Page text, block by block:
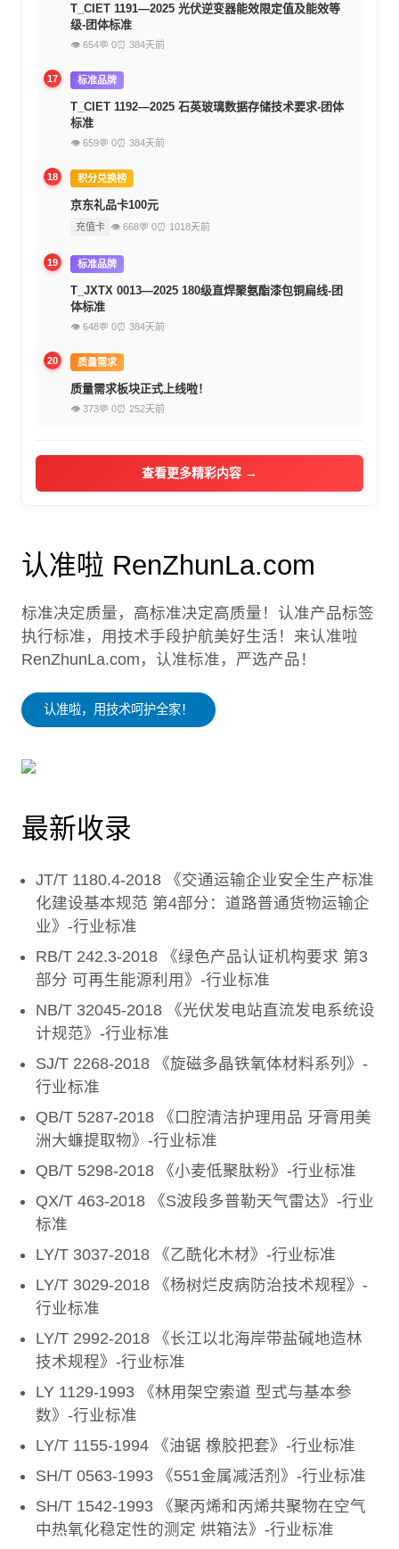
T_CIET 1191—2025 光伏逆变器能效限定值及能效等
级-团体标准
👁 654💬 0⏰ 384天前
17 标准品牌
T_CIET 1192—2025 石英玻璃数据存储技术要求-团体
标准
👁 659💬 0⏰ 384天前
18 积分兑换榜
京东礼品卡100元
充值卡 👁 668💬 0⏰ 1018天前
19 标准品牌
T_JXTX 0013—2025 180级直焊聚氨酯漆包铜扁线-团
体标准
👁 648💬 0⏰ 384天前
20 质量需求
质量需求板块正式上线啦！
👁 373💬 0⏰ 252天前
查看更多精彩内容 →
认准啦 RenZhunLa.com
标准决定质量，高标准决定高质量！认准产品标签
执行标准，用技术手段护航美好生活！来认准啦
RenZhunLa.com，认准标准，严选产品！
认准啦，用技术呵护全家！
最新收录
JT/T 1180.4-2018 《交通运输企业安全生产标准
化建设基本规范 第4部分：道路普通货物运输企
业》-行业标准
RB/T 242.3-2018 《绿色产品认证机构要求 第3
部分 可再生能源利用》-行业标准
NB/T 32045-2018 《光伏发电站直流发电系统设
计规范》-行业标准
SJ/T 2268-2018 《旋磁多晶铁氧体材料系列》-
行业标准
QB/T 5287-2018 《口腔清洁护理用品 牙膏用美
洲大蠊提取物》-行业标准
QB/T 5298-2018 《小麦低聚肽粉》-行业标准
QX/T 463-2018 《S波段多普勒天气雷达》-行业
标准
LY/T 3037-2018 《乙酰化木材》-行业标准
LY/T 3029-2018 《杨树烂皮病防治技术规程》-
行业标准
LY/T 2992-2018 《长江以北海岸带盐碱地造林
技术规程》-行业标准
LY 1129-1993 《林用架空索道 型式与基本参
数》-行业标准
LY/T 1155-1994 《油锯 橡胶把套》-行业标准
SH/T 0563-1993 《551金属减活剂》-行业标准
SH/T 1542-1993 《聚丙烯和丙烯共聚物在空气
中热氧化稳定性的测定 烘箱法》-行业标准